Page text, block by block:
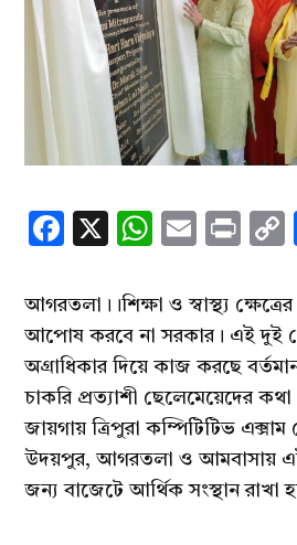
Facebook
X Email
আগরতলা।।শিক্ষা ও স্বাস্থ্য
আপোষ করবে না সরকার। এই দুই
অগ্রাধিকার দিয়ে কাজ করছে
চাকরি প্রত্যাশী ছেলেমেয়েদের
জায়গায় ত্রিপুরা কম্পিটিটিভ
উদয়পুর, আগরতলা ও আমবাসায় এই
জন্য বাজেটে আর্থিক সংস্থান রাখা